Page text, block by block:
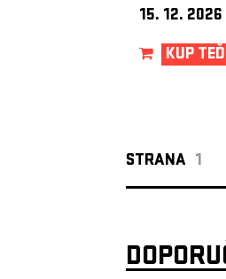
15. 12. 2026
KUP
STRANA 1